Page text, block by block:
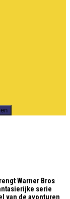
Warner Bros
serie
van de avonturen